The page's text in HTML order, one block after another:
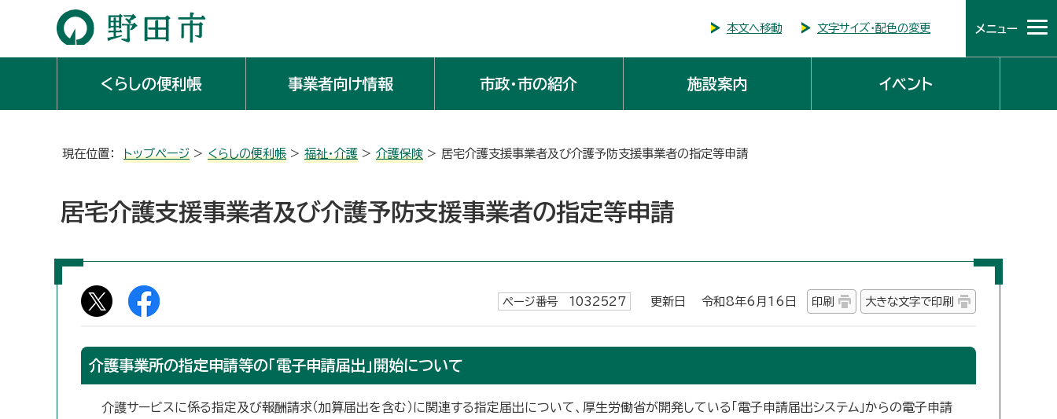
本文へ移動 文字サイズ・配色の変更 メニュー
くらしの便利帳 事業者向け情報 市政・市の紹介 施設案内 イベント
現在位置： トップページ > くらしの便利帳 > 福祉・介護 > 介護保険 > 居宅介護支援事業者及び介護予防支援事業者の指定等申請
居宅介護支援事業者及び介護予防支援事業者の指定等申請
ページ番号 1032527 更新日 令和8年6月16日 印刷 大きな文字で印刷
介護事業所の指定申請等の「電子申請届出」開始について
介護サービスに係る指定及び報酬請求（加算届出を含む）に関連する指定届出について、厚生労働省が開発している「電子申請届出システム」からの電子申請